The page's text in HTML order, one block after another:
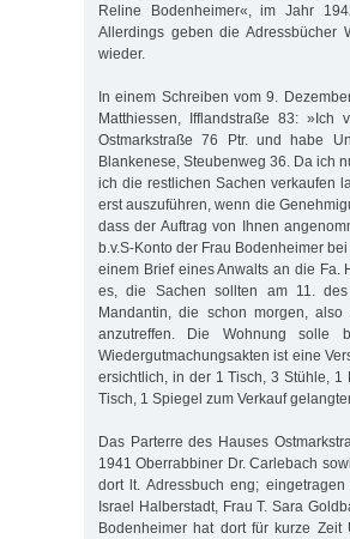
Reline Bodenheimer«, im Jahr
Allerdings geben die Adressbücher
wieder.
In einem Schreiben vom 9.
Matthiessen, Ifflandstraße 83: »Ich
Ostmarkstraße 76 Ptr. und habe
Blankenese, Steubenweg 36. Da ich
ich die restlichen Sachen verkaufen
erst auszuführen, wenn die
dass der Auftrag von Ihnen
b.v.S-Konto der Frau Bodenheimer
einem Brief eines Anwalts an die Fa.
es, die Sachen sollten am 11.
Mandantin, die schon morgen,
anzutreffen. Die Wohnung
Wiedergutmachungsakten ist eine
ersichtlich, in der 1 Tisch, 3 Stühle,
Tisch, 1 Spiegel zum Verkauf
Das Parterre des Hauses
1941 Oberrabbiner Dr. Carlebach
dort lt. Adressbuch eng;
Israel Halberstadt, Frau T. Sara
Bodenheimer hat dort für kurze